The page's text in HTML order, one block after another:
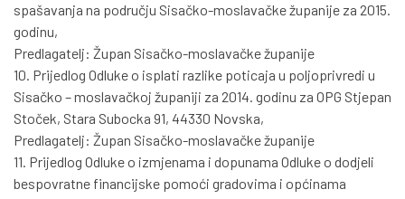
spašavanja na području Sisačko-moslavačke županije za 2015.
godinu,
Predlagatelj: Župan Sisačko-moslavačke županije
10. Prijedlog Odluke o isplati razlike poticaja u poljoprivredi u
Sisačko – moslavačkoj županiji za 2014. godinu za OPG Stjepan
Stoček, Stara Subocka 91, 44330 Novska,
Predlagatelj: Župan Sisačko-moslavačke županije
11. Prijedlog Odluke o izmjenama i dopunama Odluke o dodjeli
bespovratne financijske pomoći gradovima i općinama